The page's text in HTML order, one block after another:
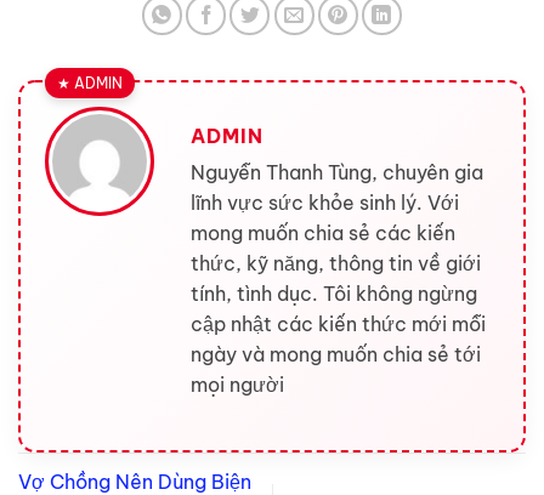
ADMIN
Nguyễn Thanh Tùng, chuyên gia
lĩnh vực sức khỏe sinh lý. Với
mong muốn chia sẻ các kiến
thức, kỹ năng, thông tin về giới
tính, tình dục. Tôi không ngừng
cập nhật các kiến thức mới mỗi
ngày và mong muốn chia sẻ tới
mọi người
Vợ Chồng Nên Dùng Biện